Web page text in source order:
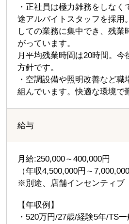
・正社員は極力雑務をしなく
途アルバイトスタッフを採用
しての業務に集中でき、残業
がっています。
月平均残業時間は20時間。今
方針です。
・空調設備や照明改善など職
組んでいます。快適な環境で
給与
月給:250,000～400,000円
（年収4,500,000円～7,000,000
※別途、店舗インセンティブ
【年収例】
・520万円/27歳/経験5年/TS一